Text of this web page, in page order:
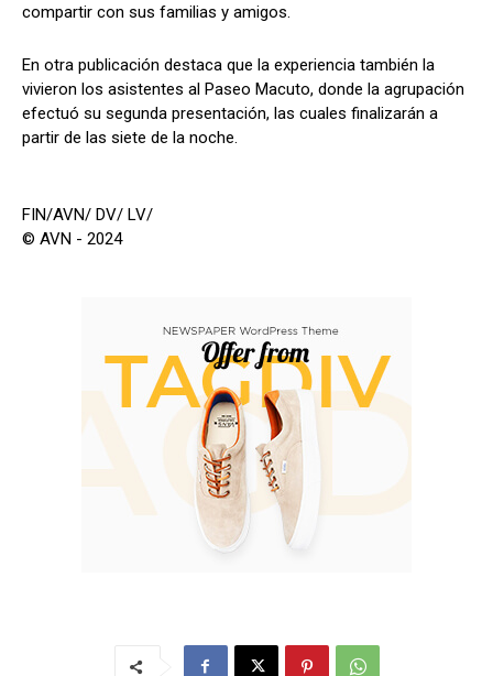
compartir con sus familias y amigos.
En otra publicación destaca que la experiencia también la
vivieron los asistentes al Paseo Macuto, donde la agrupación
efectuó su segunda presentación, las cuales finalizarán a
partir de las siete de la noche.
FIN/AVN/ DV/ LV/
© AVN - 2024